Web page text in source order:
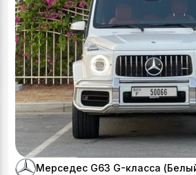
Мерседес G63 G-класса